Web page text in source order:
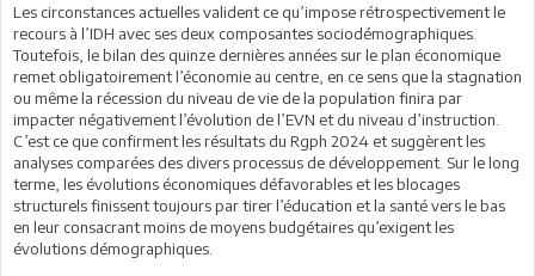
Les circonstances actuelles valident ce qu’impose rétrospectivement le
recours à l’IDH avec ses deux composantes sociodémographiques.
Toutefois, le bilan des quinze dernières années sur le plan économique
remet obligatoirement l’économie au centre, en ce sens que la stagnation
ou même la récession du niveau de vie de la population finira par
impacter négativement l’évolution de l’EVN et du niveau d’instruction.
C’est ce que confirment les résultats du Rgph 2024 et suggèrent les
analyses comparées des divers processus de développement. Sur le long
terme, les évolutions économiques défavorables et les blocages
structurels finissent toujours par tirer l’éducation et la santé vers le bas
en leur consacrant moins de moyens budgétaires qu’exigent les
évolutions démographiques.